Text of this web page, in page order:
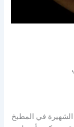
في المطبخ